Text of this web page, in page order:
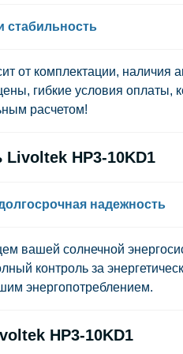
стабильность
от комплектации, наличия
гибкие условия оплаты,
расчетом!
Livoltek HP3-10KD1
надежность
вашей солнечной
контроль за
энергопотреблением.
HP3-10KD1